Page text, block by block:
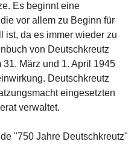
Es beginnt eine
vor allem zu Beginn für
ist, da es immer wieder zu
von Deutschkreutz
März und 1. April 1945
Deutschkreutz
eingesetzten
verwaltet.
"750 Jahre Deutschkreutz"